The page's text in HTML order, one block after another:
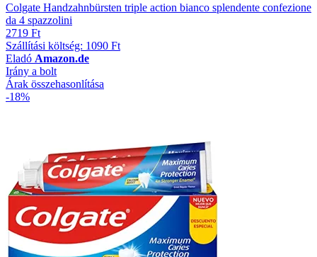
Colgate Handzahnbürsten triple action bianco splendente confezione
da 4 spazzolini
2719 Ft
Szállítási költség: 1090 Ft
Eladó Amazon.de
Irány a bolt
Árak összehasonlítása
-18%